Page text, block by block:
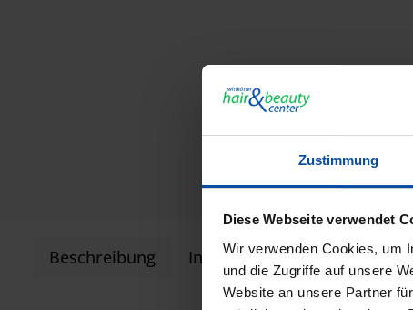
Zustimmung
Diese Webseite verwendet
Wir verwenden Cookies, um
und die Zugriffe auf unsere
Website an unsere Partner
Beschreibung Informationen zur